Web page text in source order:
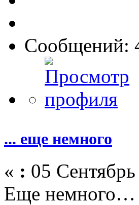
Сообщений:
... еще немного
« : 05
Еще немного…